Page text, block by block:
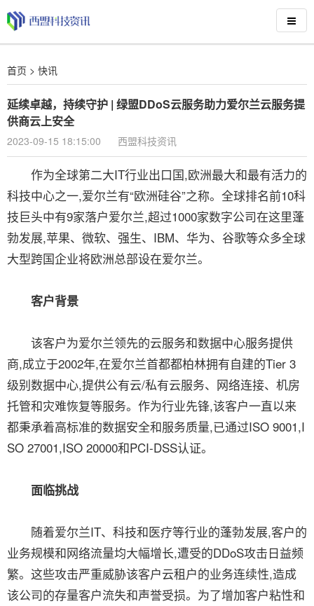
首页 > 快讯
延续卓越，持续守护 | 绿盟DDoS云服务助力爱尔兰云服务提
供商云上安全
2023-09-15 18:15:00 西盟科技资讯
作为全球第二大IT行业出口国,欧洲最大和最有活力的
科技中心之一,爱尔兰有“欧洲硅谷”之称。全球排名前10科
技巨头中有9家落户爱尔兰,超过1000家数字公司在这里蓬
勃发展,苹果、微软、强生、IBM、华为、谷歌等众多全球
大型跨国企业将欧洲总部设在爱尔兰。
客户背景
该客户为爱尔兰领先的云服务和数据中心服务提供
商,成立于2002年,在爱尔兰首都都柏林拥有自建的Tier 3
级别数据中心,提供公有云/私有云服务、网络连接、机房
托管和灾难恢复等服务。作为行业先锋,该客户一直以来
都秉承着高标准的数据安全和服务质量,已通过ISO 9001,I
SO 27001,ISO 20000和PCI-DSS认证。
面临挑战
随着爱尔兰IT、科技和医疗等行业的蓬勃发展,客户的
业务规模和网络流量均大幅增长,遭受的DDoS攻击日益频
繁。这些攻击严重威胁该客户云租户的业务连续性,造成
该公司的存量客户流失和声誉受损。为了增加客户粘性和